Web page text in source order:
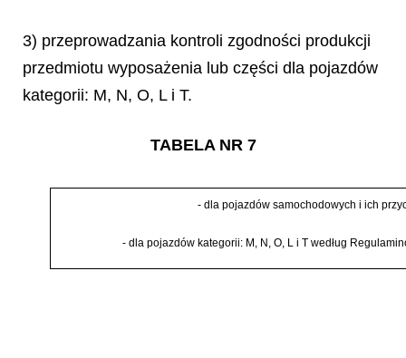
3) przeprowadzania kontroli zgodności produkcji
przedmiotu wyposażenia lub części dla pojazdów
kategorii: M, N, O, L i T.
TABELA NR 7
- dla pojazdów samochodowych i ich
- dla pojazdów kategorii: M, N, O, L i T według Regulamin